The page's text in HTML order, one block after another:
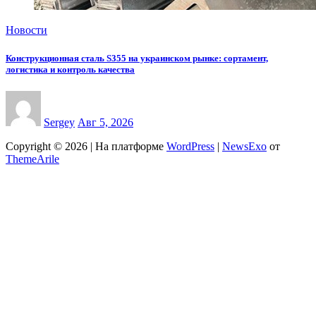
Новости
Конструкционная сталь S355 на украинском рынке: сортамент,
логистика и контроль качества
Sergey Авг 5, 2026
Copyright © 2026 | На платформе WordPress | NewsExo от
ThemeArile